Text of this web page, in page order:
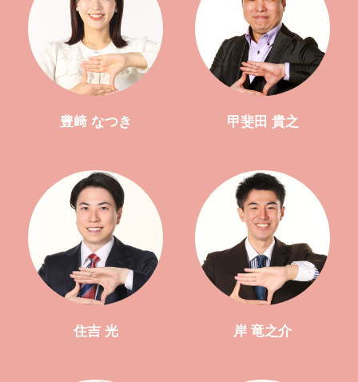
豊﨑 なつき 甲斐田 貴之
住吉 光 岸 竜之介